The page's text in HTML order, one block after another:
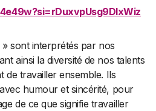
sont interprétés par nos
ainsi la diversité de nos talents
de travailler ensemble. Ils
humour et sincérité, pour
de ce que signifie travailler